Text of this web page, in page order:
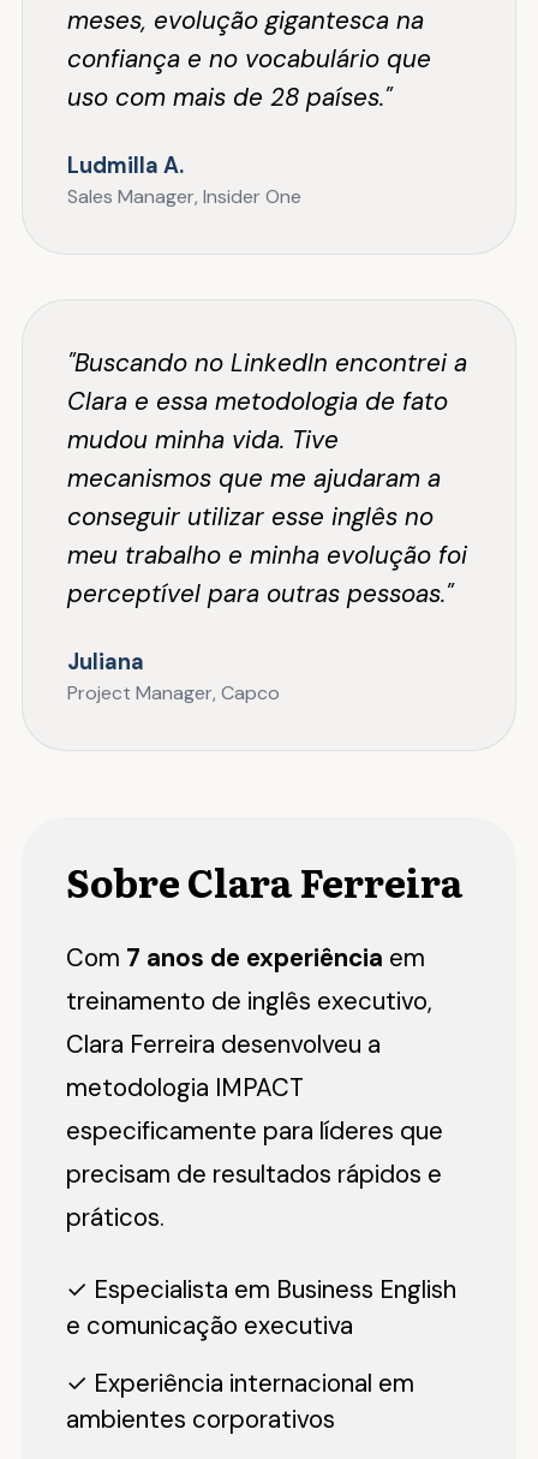
meses, evolução gigantesca na
confiança e no vocabulário que
uso com mais de 28 países."
Ludmilla A.
Sales Manager, Insider One
"Buscando no LinkedIn encontrei a
Clara e essa metodologia de fato
mudou minha vida. Tive
mecanismos que me ajudaram a
conseguir utilizar esse inglês no
meu trabalho e minha evolução foi
perceptível para outras pessoas."
Juliana
Project Manager, Capco
Sobre Clara Ferreira
Com 7 anos de experiência em
treinamento de inglês executivo,
Clara Ferreira desenvolveu a
metodologia IMPACT
especificamente para líderes que
precisam de resultados rápidos e
práticos.
✓ Especialista em Business English
e comunicação executiva
✓ Experiência internacional em
ambientes corporativos